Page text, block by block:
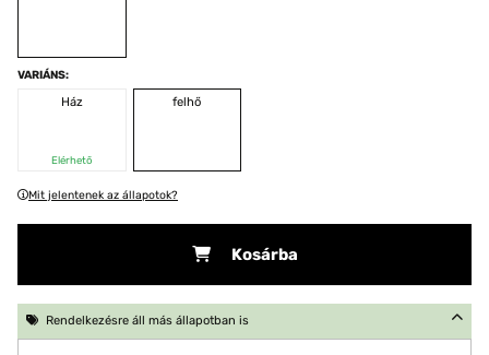
VARIÁNS:
Ház
Elérhető
felhő
Mit jelentenek az állapotok?
Kosárba
Rendelkezésre áll más állapotban is